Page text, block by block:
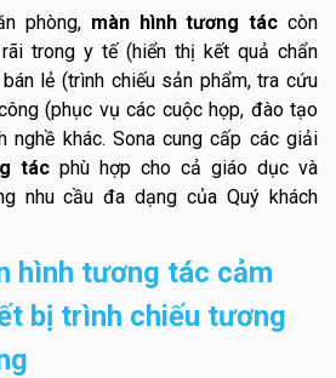
phòng, màn hình tương tác còn
trong y tế (hiển thị kết quả chẩn
lẻ (trình chiếu sản phẩm, tra cứu
(phục vụ các cuộc họp, đào tạo
nghề khác. Sona cung cấp các giải
tác phù hợp cho cả giáo dục và
nhu cầu đa dạng của Quý khách
hình tương tác cảm
bị trình chiếu tương